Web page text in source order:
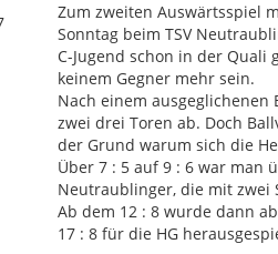
Zum zweiten Auswärtsspiel
Sonntag beim TSV
C-Jugend schon in der
keinem Gegner mehr sein.
Nach einem
zwei drei Toren ab. Doch
der Grund warum sich die
Über 7 : 5 auf 9 : 6 war man
Neutraublinger, die mit zwei
Ab dem 12 : 8 wurde dann
17 : 8 für die HG